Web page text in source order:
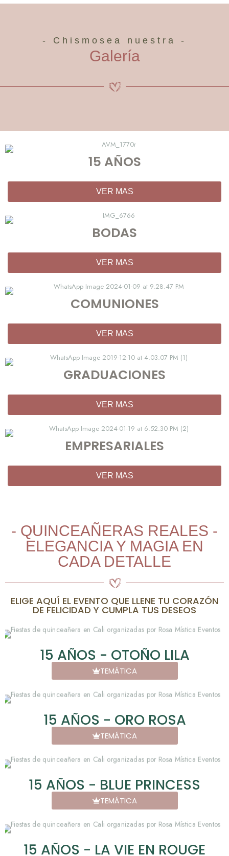
- Chismosea nuestra -
Galería
15 AÑOS
VER MAS
BODAS
VER MAS
COMUNIONES
VER MAS
GRADUACIONES
VER MAS
EMPRESARIALES
VER MAS
- QUINCEAÑERAS REALES -
ELEGANCIA Y MAGIA EN
CADA DETALLE
ELIGE AQUÍ EL EVENTO QUE LLENE TU CORAZÓN
DE FELICIDAD Y CUMPLA TUS DESEOS
15 AÑOS - OTOÑO LILA
TEMÁTICA
15 AÑOS - ORO ROSA
TEMÁTICA
15 AÑOS - BLUE PRINCESS
TEMÁTICA
15 AÑOS - LA VIE EN ROUGE